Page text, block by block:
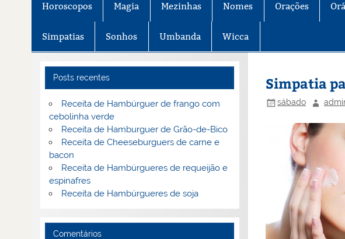
Horoscopos Magia Mezinhas Nomes Orações
Simpatias Sonhos Umbanda Wicca
Simpatia
sábado
Posts recentes
Receita de Hambúrguer de frango com
cebolinha verde
Receita de Hamburguer de Grão-de-Bico
Receita de Cheeseburguers de carne e
bacon
Receita de Hambúrgueres de requeijão e
espinafres
Receita de Hambúrgueres de soja
Comentários